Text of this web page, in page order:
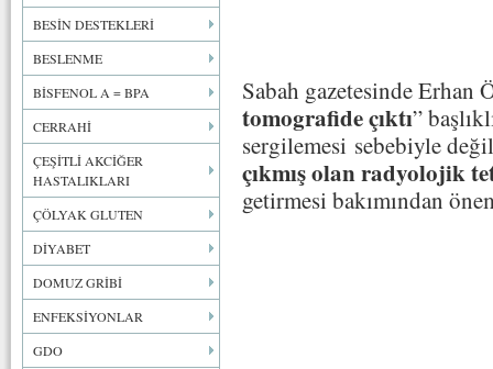
BESİN DESTEKLERİ
BESLENME
BİSFENOL A = BPA
CERRAHİ
ÇEŞİTLİ AKCİĞER
HASTALIKLARI
ÇÖLYAK GLUTEN
DİYABET
DOMUZ GRİBİ
ENFEKSİYONLAR
GDO
Sabah gazetesinde Erhan
tomografide çıktı”
sergilemesi sebebiyle
çıkmış olan radyolojik
getirmesi bakımından